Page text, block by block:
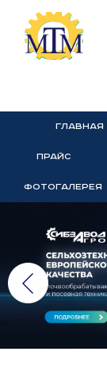
ГЛАВНАЯ
ПРАЙС
ФОТОГАЛЕРЕЯ